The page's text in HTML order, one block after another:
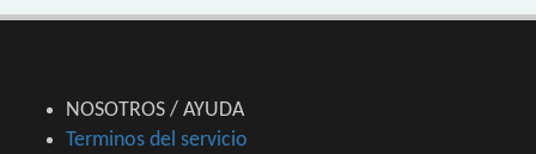
NOSOTROS / AYUDA
Terminos del servicio